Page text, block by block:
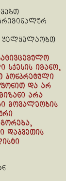
ყელყელაობთ
სქესის იმანო,
კონკრეტული
და არ
არა
მოვალეობის
დაკვეთის